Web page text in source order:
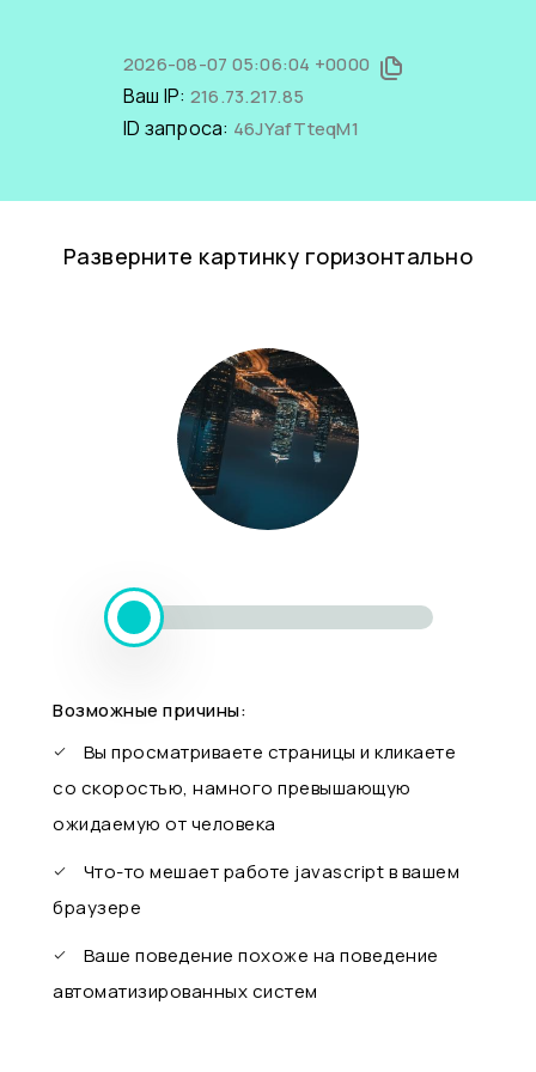
2026-08-07 05:06:04 +0000
Ваш IP: 216.73.217.85
ID запроса: 46JYafTteqM1
Разверните картинку горизонтально
Возможные причины:
Вы просматриваете страницы и кликаете
со скоростью, намного превышающую
ожидаемую от человека
Что-то мешает работе javascript в вашем
браузере
Ваше поведение похоже на поведение
автоматизированных систем